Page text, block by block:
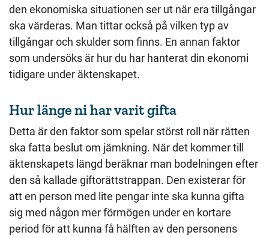
den ekonomiska situationen ser ut när era tillgångar
ska värderas. Man tittar också på vilken typ av
tillgångar och skulder som finns. En annan faktor
som undersöks är hur du har hanterat din ekonomi
tidigare under äktenskapet.
Hur länge ni har varit gifta
Detta är den faktor som spelar störst roll när rätten
ska fatta beslut om jämkning. När det kommer till
äktenskapets längd beräknar man bodelningen efter
den så kallade giftorättstrappan. Den existerar för
att en person med lite pengar inte ska kunna gifta
sig med någon mer förmögen under en kortare
period för att kunna få hälften av den personens